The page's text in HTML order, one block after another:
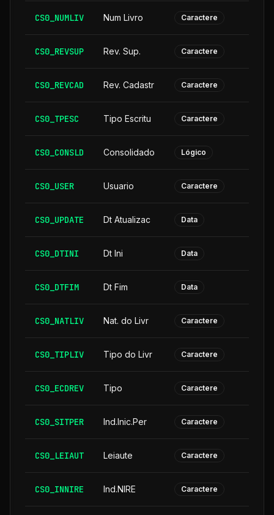
CS0_NUMLIV Num Livro Caractere
CS0_REVSUP Rev. Sup. Caractere
CS0_REVCAD Rev. Cadastr Caractere
CS0_TPESC Tipo Escritu Caractere
CS0_CONSLD Consolidado Lógico
CS0_USER Usuario Caractere
CS0_UPDATE Dt Atualizac Data
CS0_DTINI Dt Ini Data
CS0_DTFIM Dt Fim Data
CS0_NATLIV Nat. do Livr Caractere
CS0_TIPLIV Tipo do Livr Caractere
CS0_ECDREV Tipo Caractere
CS0_SITPER Ind.Inic.Per Caractere
CS0_LEIAUT Leiaute Caractere
CS0_INNIRE Ind.NIRE Caractere